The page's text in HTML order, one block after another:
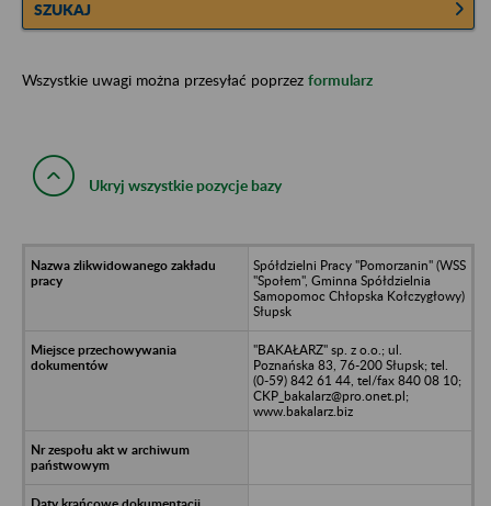
SZUKAJ
Wszystkie uwagi można przesyłać poprzez formularz
Ukryj wszystkie pozycje bazy
Spółdzielni Pracy "Pomorzanin" (WSS
"Społem", Gminna Spółdzielnia
Samopomoc Chłopska Kołczygłowy)
Słupsk
"BAKAŁARZ" sp. z o.o.; ul.
Poznańska 83, 76-200 Słupsk; tel.
(0-59) 842 61 44, tel/fax 840 08 10;
CKP_bakalarz@pro.onet.pl;
www.bakalarz.biz